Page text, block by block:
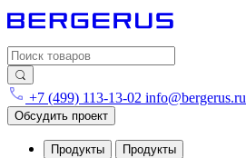
Search for:
+7 (499) 113-13-02 info@bergerus.ru
Обсудить проект
Продукты Продукты